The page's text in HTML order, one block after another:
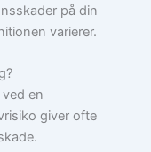
på din
varierer.
en
giver ofte